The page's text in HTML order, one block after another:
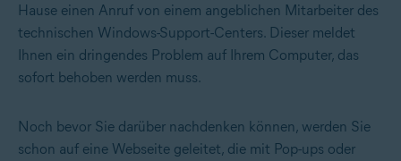
Hause einen Anruf von einem angeblichen Mitarbeiter des
technischen Windows-Support-Centers. Dieser meldet
Ihnen ein dringendes Problem auf Ihrem Computer, das
sofort behoben werden muss.
Noch bevor Sie darüber nachdenken können, werden Sie
schon auf eine Webseite geleitet, die mit Pop-ups oder